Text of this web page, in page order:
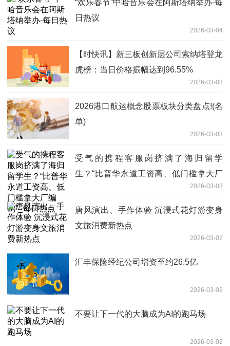
“欢乐春节”中哈音乐会在阿斯塔纳举办-每
日热议
2026-03-04
【时快讯】新三板创新层公司索纳塔登龙
虎榜：当日价格振幅达到96.55%
2026-03-03
2026港口航运概念股票板块分类盘点!(名
单)
2026-03-03
受气的携程客服岗挤满了海归留学
生？“比普华永道工资高、低门槛拿大厂
2026-03-03
唐风演出、手作体验 沉浸式花灯游变身
文旅消费新热点
2026-03-02
汇丰保险经纪公司增资至约26.5亿
2026-03-02
不要让下一代的大脑成为AI的跑马场
2026-03-02